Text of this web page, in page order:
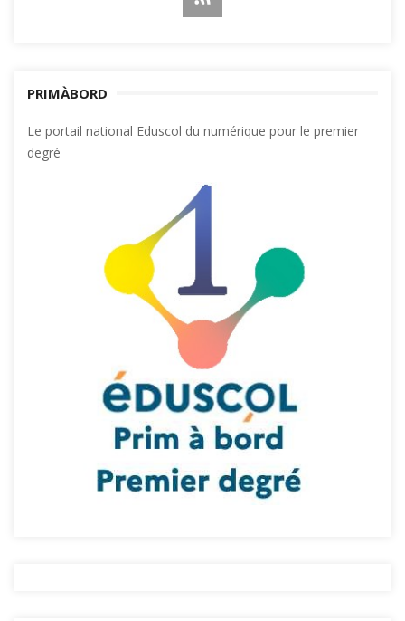
PRIMÀBORD
Le portail national Eduscol du numérique pour le premier
degré